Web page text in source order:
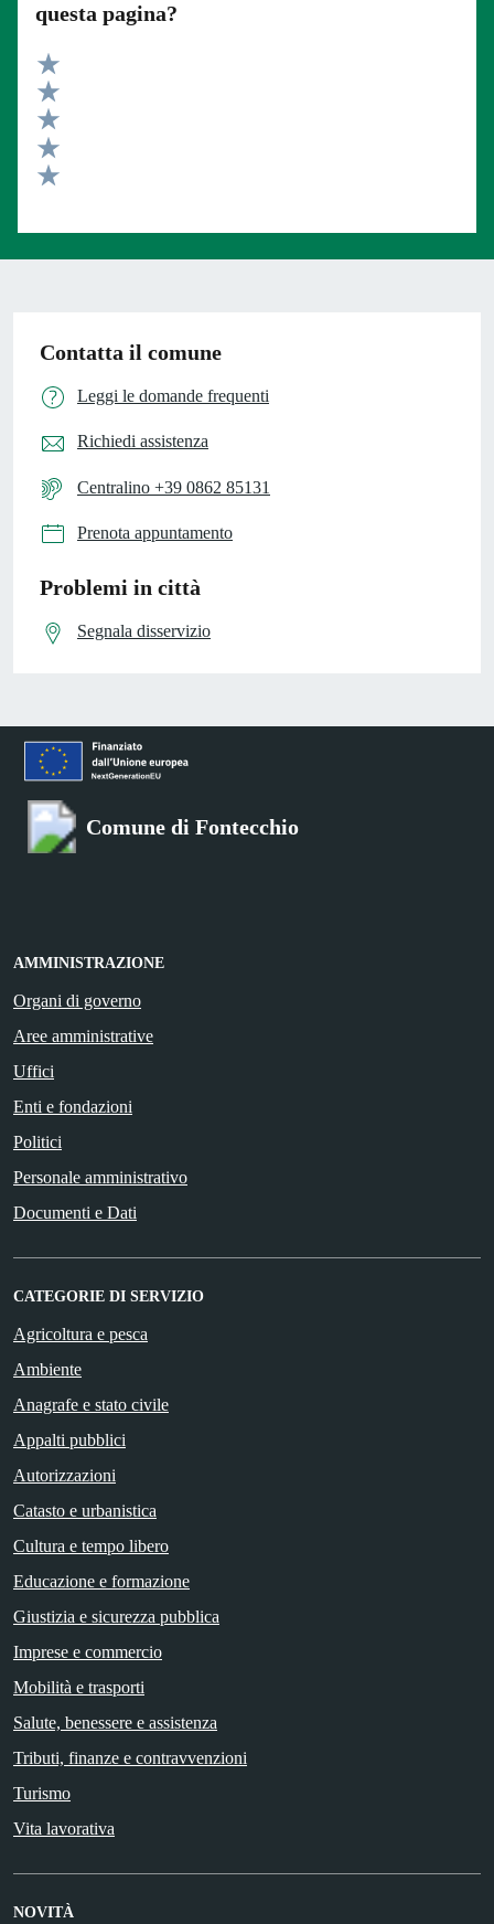
questa pagina?
Valuta 5 stelle su 5
Valuta 4 stelle su 5
Valuta 3 stelle su 5
Valuta 2 stelle su 5
Contatta il comune
Leggi le domande frequenti
Richiedi assistenza
Centralino +39 0862 85131
Prenota appuntamento
Problemi in città
Segnala disservizio
Comune di Fontecchio
AMMINISTRAZIONE
Organi di governo
Aree amministrative
Uffici
Enti e fondazioni
Politici
Personale amministrativo
Documenti e Dati
CATEGORIE DI SERVIZIO
Agricoltura e pesca
Ambiente
Anagrafe e stato civile
Appalti pubblici
Autorizzazioni
Catasto e urbanistica
Cultura e tempo libero
Educazione e formazione
Giustizia e sicurezza pubblica
Imprese e commercio
Mobilità e trasporti
Salute, benessere e assistenza
Tributi, finanze e contravvenzioni
Turismo
Vita lavorativa
NOVITÀ